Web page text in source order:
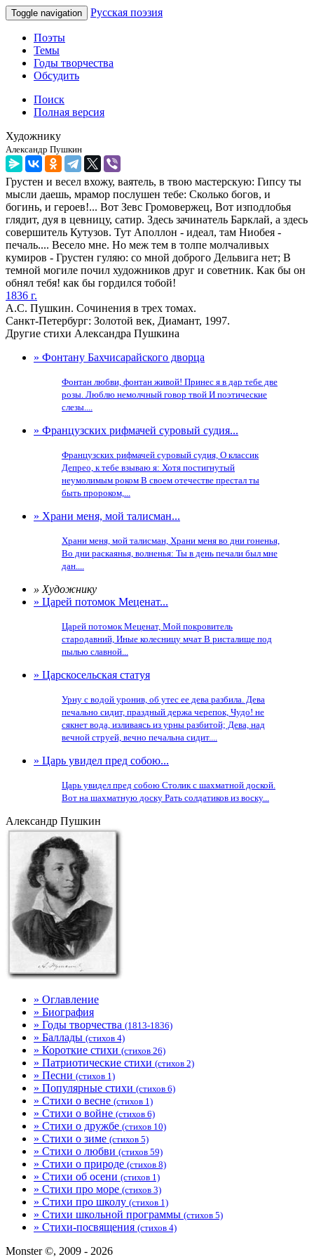
Toggle navigation Русская поэзия
Поэты
Темы
Годы творчества
Обсудить
Поиск
Полная версия
Художнику
Александр Пушкин
Грустен и весел вхожу, ваятель, в твою мастерскую: Гипсу ты
мысли даешь, мрамор послушен тебе: Сколько богов, и
богинь, и героев!... Вот Зевс Громовержец, Вот изподлобья
глядит, дуя в цевницу, сатир. Здесь зачинатель Барклай, а здесь
совершитель Кутузов. Тут Аполлон - идеал, там Ниобея -
печаль.... Весело мне. Но меж тем в толпе молчаливых
кумиров - Грустен гуляю: со мной доброго Дельвига нет; В
темной могиле почил художников друг и советник. Как бы он
обнял тебя! как бы гордился тобой!
1836 г.
А.С. Пушкин. Сочинения в трех томах.
Санкт-Петербург: Золотой век, Диамант, 1997.
Другие стихи Александра Пушкина
» Фонтану Бахчисарайского дворца
Фонтан любви, фонтан живой! Принес я в дар тебе две
розы. Люблю немолчный говор твой И поэтические
слезы....
» Французских рифмачей суровый судия...
Французских рифмачей суровый судия, О классик
Депрео, к тебе взываю я: Хотя постигнутый
неумолимым роком В своем отечестве престал ты
быть пророком,...
» Храни меня, мой талисман...
Храни меня, мой талисман, Храни меня во дни гоненья,
Во дни раскаянья, волненья: Ты в день печали был мне
дан....
» Художнику
» Царей потомок Меценат...
Царей потомок Меценат, Мой покровитель
стародавний, Иные колесницу мчат В ристалище под
пылью славной...
» Царскосельская статуя
Урну с водой уронив, об утес ее дева разбила. Дева
печально сидит, праздный держа черепок, Чудо! не
сякнет вода, изливаясь из урны разбитой; Дева, над
вечной струей, вечно печальна сидит....
» Царь увидел пред собою...
Царь увидел пред собою Столик с шахматной доской.
Вот на шахматную доску Рать солдатиков из воску...
Александр Пушкин
» Оглавление
» Биография
» Годы творчества (1813-1836)
» Баллады (стихов 4)
» Короткие стихи (стихов 26)
» Патриотические стихи (стихов 2)
» Песни (стихов 1)
» Популярные стихи (стихов 6)
» Стихи о весне (стихов 1)
» Стихи о войне (стихов 6)
» Стихи о дружбе (стихов 10)
» Стихи о зиме (стихов 5)
» Стихи о любви (стихов 59)
» Стихи о природе (стихов 8)
» Стихи об осени (стихов 1)
» Стихи про море (стихов 3)
» Стихи про школу (стихов 1)
» Стихи школьной программы (стихов 5)
» Стихи-посвящения (стихов 4)
Monster ©, 2009 - 2026